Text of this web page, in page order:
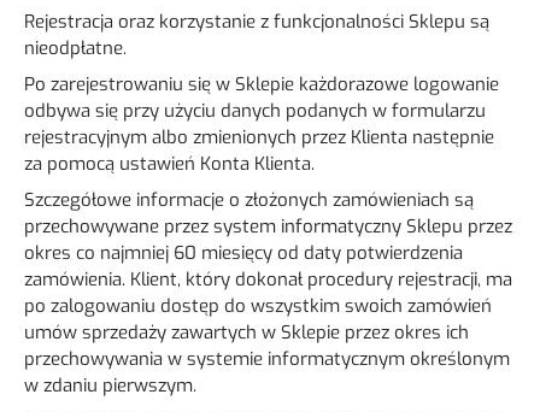
Rejestracja oraz korzystanie z funkcjonalności Sklepu są
nieodpłatne.
Po zarejestrowaniu się w Sklepie każdorazowe logowanie
odbywa się przy użyciu danych podanych w formularzu
rejestracyjnym albo zmienionych przez Klienta następnie
za pomocą ustawień Konta Klienta.
Szczegółowe informacje o złożonych zamówieniach są
przechowywane przez system informatyczny Sklepu przez
okres co najmniej 60 miesięcy od daty potwierdzenia
zamówienia. Klient, który dokonał procedury rejestracji, ma
po zalogowaniu dostęp do wszystkim swoich zamówień
umów sprzedaży zawartych w Sklepie przez okres ich
przechowywania w systemie informatycznym określonym
w zdaniu pierwszym.